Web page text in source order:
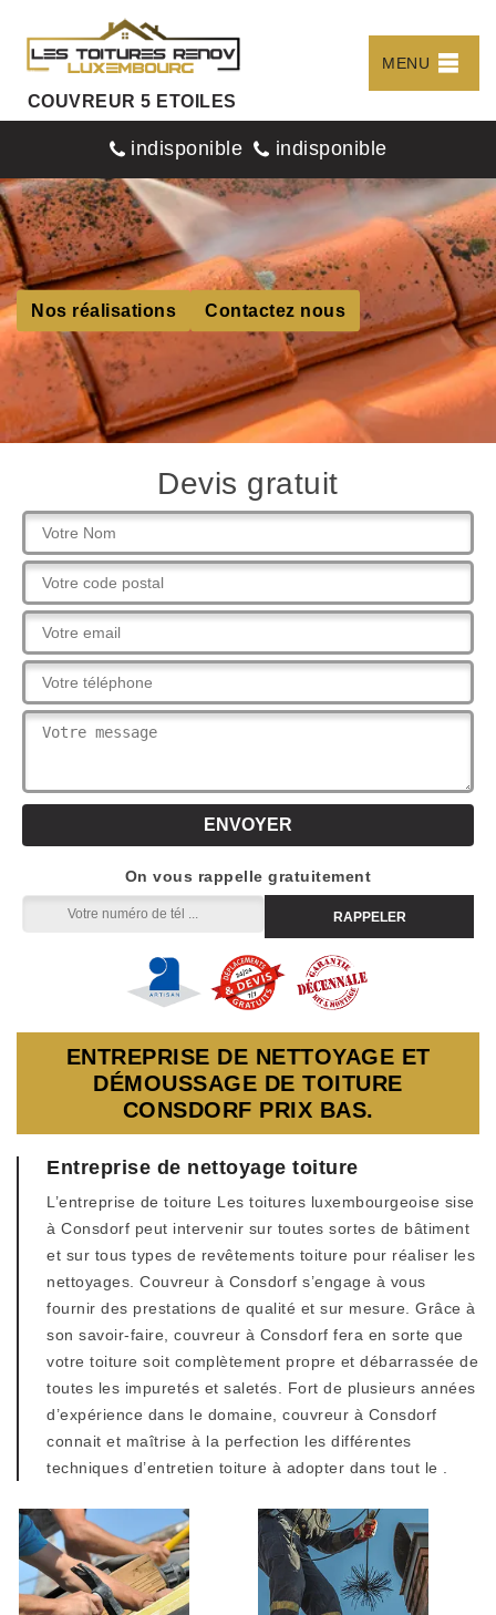
COUVREUR 5 ETOILES
MENU
indisponible indisponible
Nos réalisations Contactez nous
Devis gratuit
On vous rappelle gratuitement
ENTREPRISE DE NETTOYAGE ET
DÉMOUSSAGE DE TOITURE
CONSDORF PRIX BAS.
Entreprise de nettoyage toiture
L’entreprise de toiture Les toitures luxembourgeoise sise
à Consdorf peut intervenir sur toutes sortes de bâtiment
et sur tous types de revêtements toiture pour réaliser les
nettoyages. Couvreur à Consdorf s’engage à vous
fournir des prestations de qualité et sur mesure. Grâce à
son savoir-faire, couvreur à Consdorf fera en sorte que
votre toiture soit complètement propre et débarrassée de
toutes les impuretés et saletés. Fort de plusieurs années
d’expérience dans le domaine, couvreur à Consdorf
connait et maîtrise à la perfection les différentes
techniques d’entretien toiture à adopter dans tout le .